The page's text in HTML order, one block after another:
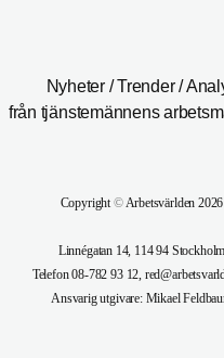
Nyheter / Trender /
från tjänstemännens
Copyright©Arbetsvärlden 2026
Linnégatan 14, 114 94 Stockholm
Telefon 08-782 93 12,
Ansvarig utgivare: Mikael